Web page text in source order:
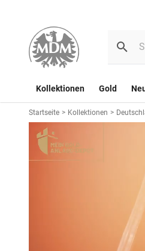
Kollektionen Gold
Startseite > Kollektionen >